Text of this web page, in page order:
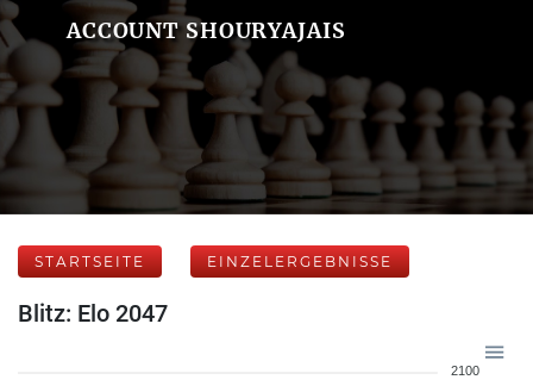
ACCOUNT SHOURYAJAIS
STARTSEITE EINZELERGEBNISSE
Blitz: Elo 2047
2100